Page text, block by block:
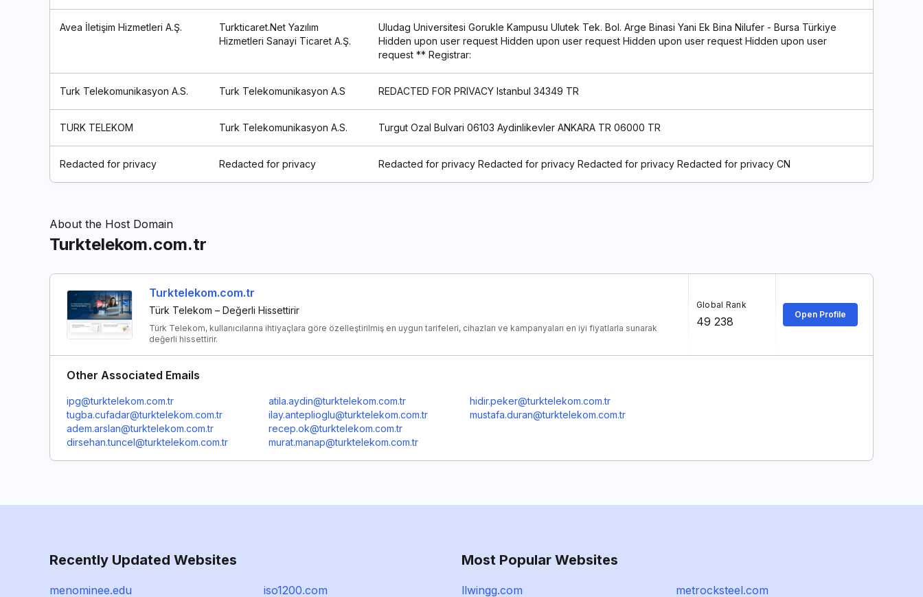
Avea İletişim Hizmetleri A.Ş.
Turkticaret.Net Yazılım
Hizmetleri Sanayi Ticaret A.Ş.
Uludag Universitesi Gorukle Kampusu Ulutek Tek. Bol. Arge Binasi Yani Ek Bina Nilufer - Bursa Türkiye
Hidden upon user request Hidden upon user request Hidden upon user request Hidden upon user
request ** Registrar:
Turk Telekomunikasyon A.S. Turk Telekomunikasyon A.S REDACTED FOR PRIVACY Istanbul 34349 TR
TURK TELEKOM Turk Telekomunikasyon A.S. Turgut Ozal Bulvari 06103 Aydinlikevler ANKARA TR 06000 TR
Redacted for privacy Redacted for privacy Redacted for privacy Redacted for privacy Redacted for privacy Redacted for privacy CN
About the Host Domain
Turktelekom.com.tr
Turktelekom.com.tr
Türk Telekom – Değerli Hissettirir
Türk Telekom, kullanıcılarına ihtiyaçlara göre özelleştirilmiş en uygun tarifeleri, cihazları ve kampanyaları en iyi fiyatlarla sunarak
değerli hissettirir.
Global Rank
49 238
Open Profile
Other Associated Emails
ipg@turktelekom.com.tr
tugba.cufadar@turktelekom.com.tr
adem.arslan@turktelekom.com.tr
dirsehan.tuncel@turktelekom.com.tr
atila.aydin@turktelekom.com.tr
ilay.anteplioglu@turktelekom.com.tr
recep.ok@turktelekom.com.tr
murat.manap@turktelekom.com.tr
hidir.peker@turktelekom.com.tr
mustafa.duran@turktelekom.com.tr
Recently Updated Websites
menominee.edu iso1200.com
Most Popular Websites
llwingg.com metrocksteel.com